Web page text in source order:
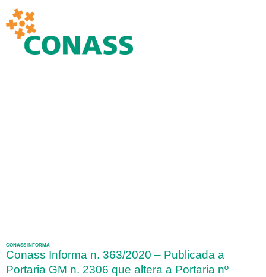
CONASS INFORMA
Conass Informa n. 363/2020 – Publicada a
Portaria GM n. 2306 que altera a Portaria nº